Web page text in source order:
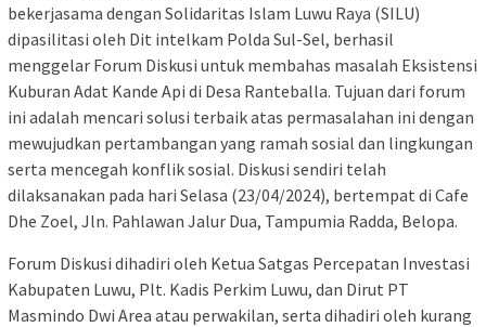
bekerjasama dengan Solidaritas Islam Luwu Raya (SILU)
dipasilitasi oleh Dit intelkam Polda Sul-Sel, berhasil
menggelar Forum Diskusi untuk membahas masalah Eksistensi
Kuburan Adat Kande Api di Desa Ranteballa. Tujuan dari forum
ini adalah mencari solusi terbaik atas permasalahan ini dengan
mewujudkan pertambangan yang ramah sosial dan lingkungan
serta mencegah konflik sosial. Diskusi sendiri telah
dilaksanakan pada hari Selasa (23/04/2024), bertempat di Cafe
Dhe Zoel, Jln. Pahlawan Jalur Dua, Tampumia Radda, Belopa.
Forum Diskusi dihadiri oleh Ketua Satgas Percepatan Investasi
Kabupaten Luwu, Plt. Kadis Perkim Luwu, dan Dirut PT
Masmindo Dwi Area atau perwakilan, serta dihadiri oleh kurang